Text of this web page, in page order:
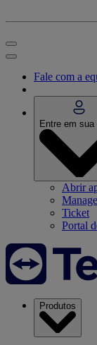
Fale com a
Entre em sua
Abrir
Ticket
Portal
Produtos